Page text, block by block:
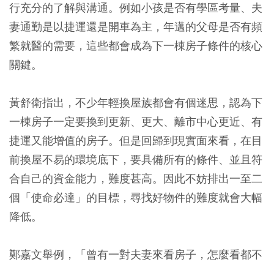
行充分的了解與溝通。例如小孩是否有學區考量、夫
妻通勤是以捷運還是開車為主，年邁的父母是否有頻
繁就醫的需要，這些都會成為下一棟房子條件的核心
關鍵。
黃舒衛指出，不少年輕換屋族都會有個迷思，認為下
一棟房子一定要換到更新、更大、離市中心更近、有
捷運又能增值的房子。但是回歸到現實面來看，在目
前換屋不易的環境底下，要具備所有的條件、並且符
合自己的資金能力，難度甚高。因此不妨排出一至二
個「使命必達」的目標，尋找好物件的難度就會大幅
降低。
鄭嘉文舉例，「曾有一對夫妻來看房子，怎麼看都不